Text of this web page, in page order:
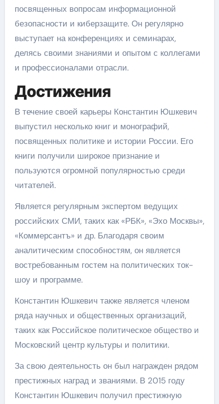
посвященных вопросам информационной
безопасности и киберзащите. Он регулярно
выступает на конференциях и семинарах,
делясь своими знаниями и опытом с коллегами
и профессионалами отрасли.
Достижения
В течение своей карьеры Константин Юшкевич
выпустил несколько книг и монографий,
посвященных политике и истории России. Его
книги получили широкое признание и
пользуются огромной популярностью среди
читателей.
Является регулярным экспертом ведущих
российских СМИ, таких как «РБК», «Эхо Москвы»,
«Коммерсантъ» и др. Благодаря своим
аналитическим способностям, он является
востребованным гостем на политических ток-
шоу и программе.
Константин Юшкевич также является членом
ряда научных и общественных организаций,
таких как Российское политическое общество и
Московский центр культуры и политики.
За свою деятельность он был награжден рядом
престижных наград и званиями. В 2015 году
Константин Юшкевич получил престижную